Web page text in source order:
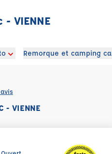
- VIENNE
Remorque et camping
- VIENNE